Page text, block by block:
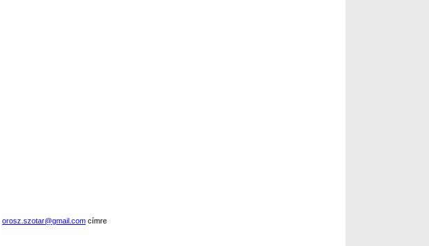
orosz.szotar@gmail.com címre